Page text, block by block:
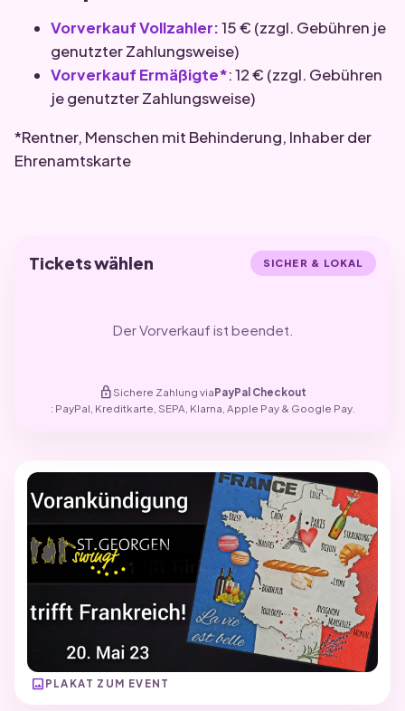
Vorverkauf Vollzahler:15 € (zzgl. Gebühren je
genutzter Zahlungsweise)
Vorverkauf Ermäßigte*: 12 € (zzgl. Gebühren
je genutzter Zahlungsweise)
*Rentner, Menschen mit Behinderung, Inhaber der
Ehrenamtskarte
image PLAKAT ZUM EVENT
Tickets wählen SICHER & LOKAL
Der Vorverkauf ist beendet.
lock Sichere Zahlung viaPayPal Checkout
: PayPal, Kreditkarte, SEPA, Klarna, Apple Pay & Google Pay.